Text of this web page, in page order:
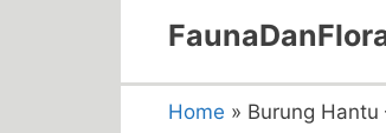
Home » Burung